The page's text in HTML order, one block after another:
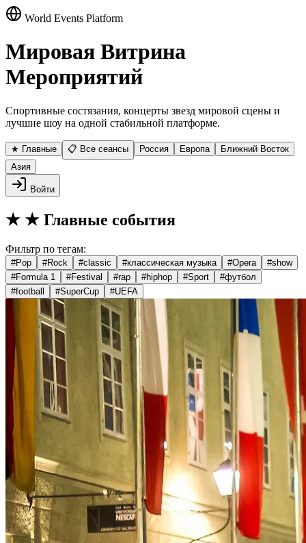
World Events Platform
Мировая Витрина
Мероприятий
Спортивные состязания, концерты звезд мировой сцены и
лучшие шоу на одной стабильной платформе.
★ Главные 📋 Все сеансы Россия Европа
Ближний Восток
Азия
Войти
★ ★ Главные события
Фильтр по тегам:
#Pop #Rock #classic #классическая музыка #Opera #show
#Formula 1 #Festival #rap #hiphop #Sport #футбол
#football #SuperCup #UEFA